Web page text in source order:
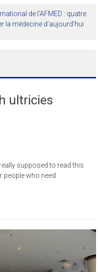
de l’AFMED : quatre
la médecine d’aujourd’hui
ultricies
supposed to read this
people who need